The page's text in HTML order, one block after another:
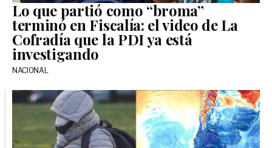
Lo que partió como “broma”
terminó en Fiscalía: el video de La
Cofradía que la PDI ya está
investigando
NACIONAL